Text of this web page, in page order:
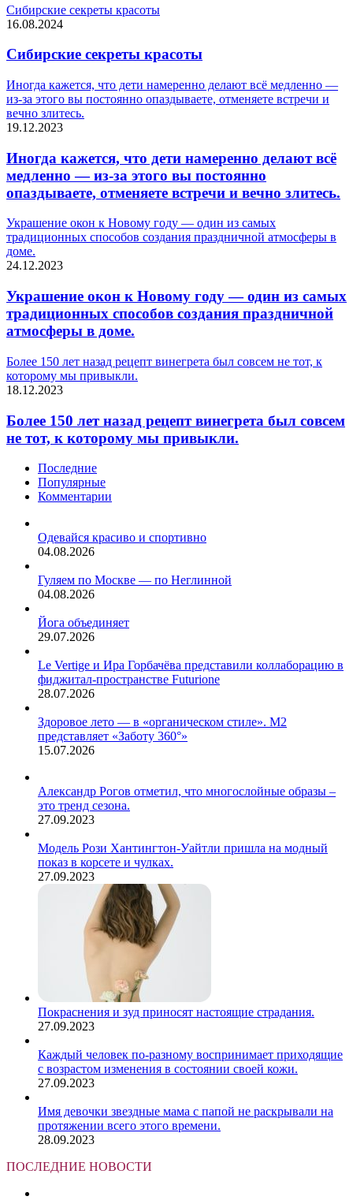
Сибирские секреты красоты
16.08.2024
Сибирские секреты красоты
Иногда кажется, что дети намеренно делают всё медленно —
из-за этого вы постоянно опаздываете, отменяете встречи и
вечно злитесь.
19.12.2023
Иногда кажется, что дети намеренно делают всё
медленно — из-за этого вы постоянно
опаздываете, отменяете встречи и вечно злитесь.
Украшение окон к Новому году — один из самых
традиционных способов создания праздничной атмосферы в
доме.
24.12.2023
Украшение окон к Новому году — один из самых
традиционных способов создания праздничной
атмосферы в доме.
Более 150 лет назад рецепт винегрета был совсем не тот, к
которому мы привыкли.
18.12.2023
Более 150 лет назад рецепт винегрета был совсем
не тот, к которому мы привыкли.
Последние
Популярные
Комментарии
Одевайся красиво и спортивно
04.08.2026
Гуляем по Москве — по Неглинной
04.08.2026
Йога объединяет
29.07.2026
Le Vertige и Ира Горбачёва представили коллаборацию в
фиджитал-пространстве Futurione
28.07.2026
Здоровое лето — в «органическом стиле». М2
представляет «Заботу 360°»
15.07.2026
Александр Рогов отметил, что многослойные образы –
это тренд сезона.
27.09.2023
Модель Рози Хантингтон-Уайтли пришла на модный
показ в корсете и чулках.
27.09.2023
Покраснения и зуд приносят настоящие страдания.
27.09.2023
Каждый человек по-разному воспринимает приходящие
с возрастом изменения в состоянии своей кожи.
27.09.2023
Имя девочки звездные мама с папой не раскрывали на
протяжении всего этого времени.
28.09.2023
ПОСЛЕДНИЕ НОВОСТИ